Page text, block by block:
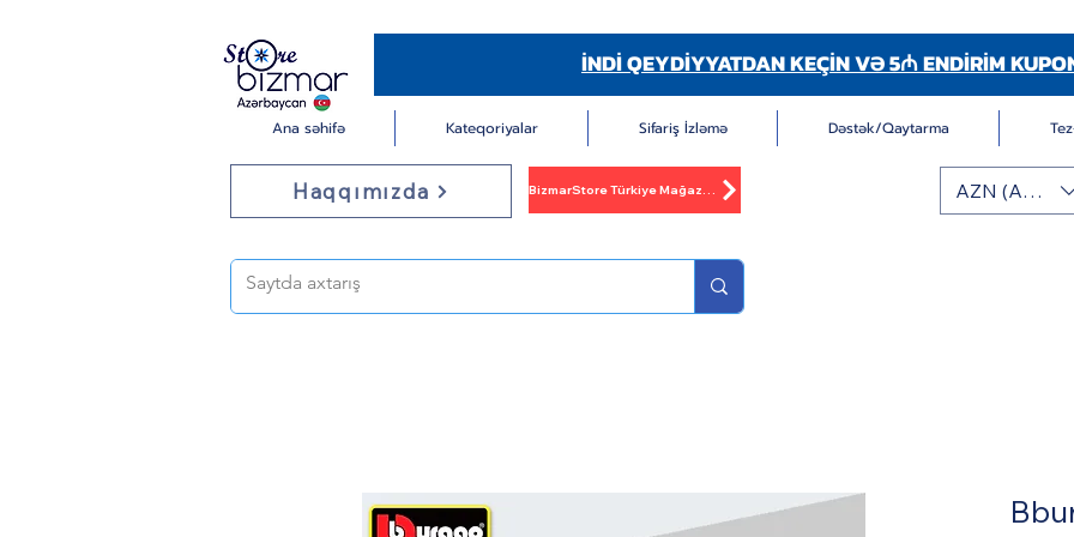
İNDİ QEYDİYYATDAN KEÇİN VƏ 5₼ ENDİRİM
Ana səhifə Kateqoriyalar Sifariş İzləmə Dəstək/Qaytarma
Haqqımızda BizmarStore Türkiye Mağazası AZN (AZN)